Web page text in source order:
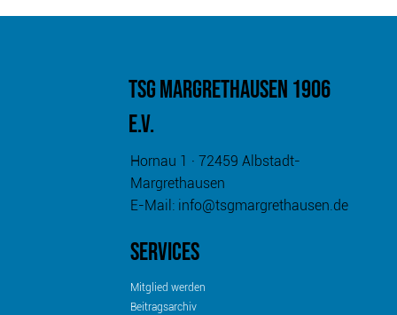
TSG MARGRETHAUSEN 1906
e.v.
Hornau 1 · 72459 Albstadt-
Margrethausen
E-Mail: info@tsgmargrethausen.de
services
Mitglied werden
Beitragsarchiv